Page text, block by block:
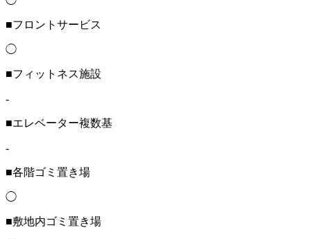
■フロントサービス
◯
■フィットネス施設
-
■エレベーター複数基
-
■各階ゴミ置き場
◯
■敷地内ゴミ置き場